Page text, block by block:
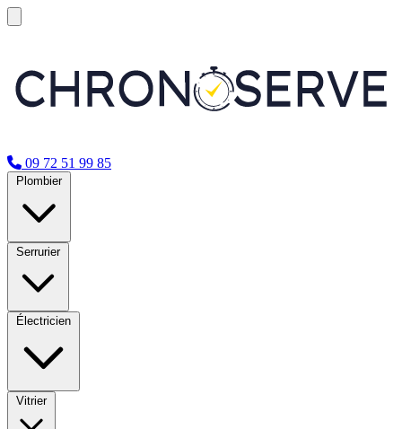
09 72 51 99 85
Plombier
Serrurier
Électricien
Vitrier